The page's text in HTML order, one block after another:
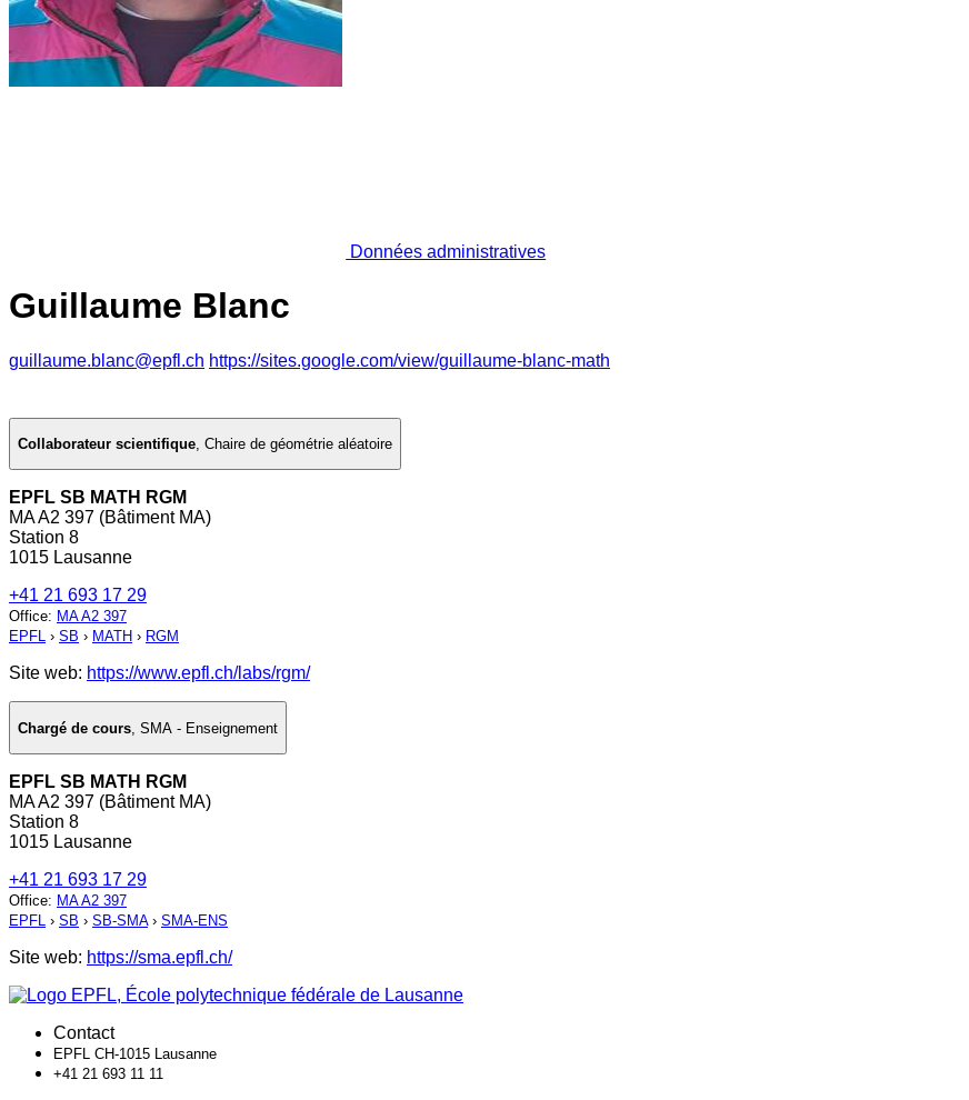
Données administratives
Guillaume Blanc
guillaume.blanc@epfl.ch https://sites.google.com/view/guillaume-blanc-math
Collaborateur scientifique, Chaire de géométrie aléatoire
EPFL SB MATH RGM
MA A2 397 (Bâtiment MA)
Station 8
1015 Lausanne
+41 21 693 17 29
Office: MA A2 397
EPFL › SB › MATH › RGM
Site web: https://www.epfl.ch/labs/rgm/
Chargé de cours SMA - Enseignement
EPFL SB MATH RGM
MA A2 397 (Bâtiment MA)
Station 8
1015 Lausanne
+41 21 693 17 29
Office: MA A2 397
EPFL › SB › SB-SMA› SMA-ENS
Site web: https://sma.epfl.ch/
Contact
EPFL CH-1015 Lausanne
+41 21 693 11 11